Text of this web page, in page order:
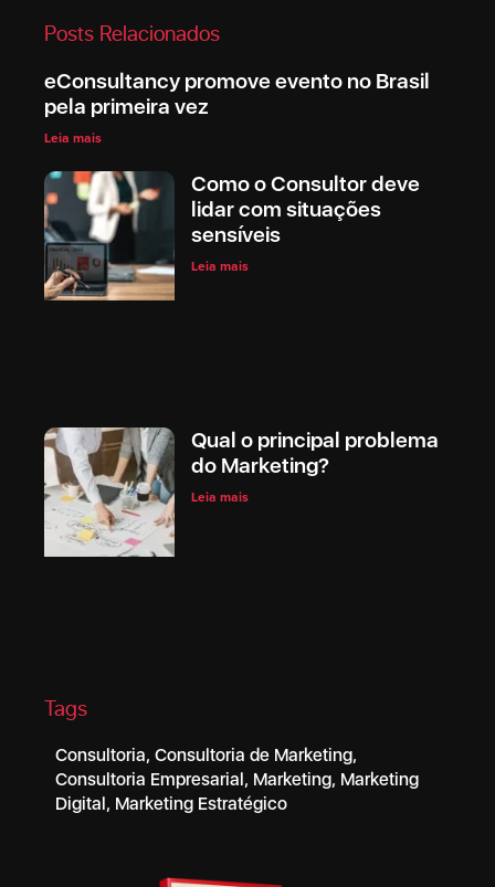
Posts Relacionados
eConsultancy promove evento no Brasil
pela primeira vez
Leia mais
Como o Consultor deve
lidar com situações
sensíveis
Leia mais
Qual o principal problema
do Marketing?
Leia mais
Tags
Consultoria, Consultoria de Marketing,
Consultoria Empresarial, Marketing, Marketing
Digital, Marketing Estratégico